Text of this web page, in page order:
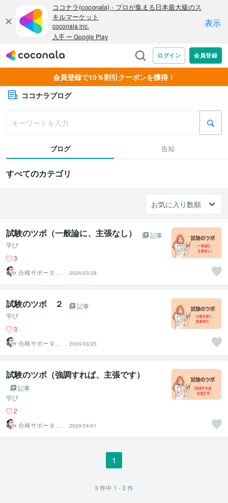
会員登録で10％割引クーポンを獲得！
ココナラブログ
ブログ 告知
すべてのカテゴリ
試験のツボ（一般論に、主張なし）
記事
学び
3
合格サポータ
ー 佐々英流
（ササエル）
2024/03/28
試験のツボ ２
記事
学び
3
合格サポータ
ー 佐々英流
（ササエル）
2024/03/25
試験のツボ（強調すれば、主張です）
記事
学び
2
合格サポータ
ー 佐々英流
（ササエル）
2024/04/01
1
3 件中 1 - 3 件